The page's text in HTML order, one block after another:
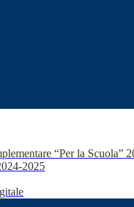
“Per la Scuola”
2025